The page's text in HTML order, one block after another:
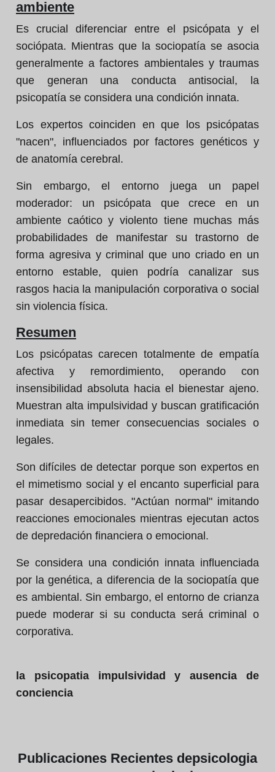
ambiente
Es crucial diferenciar entre el psicópata y el
sociópata. Mientras que la sociopatía se asocia
generalmente a factores ambientales y traumas
que generan una conducta antisocial, la
psicopatía se considera una condición innata.
Los expertos coinciden en que los psicópatas
"nacen", influenciados por factores genéticos y
de anatomía cerebral.
Sin embargo, el entorno juega un papel
moderador: un psicópata que crece en un
ambiente caótico y violento tiene muchas más
probabilidades de manifestar su trastorno de
forma agresiva y criminal que uno criado en un
entorno estable, quien podría canalizar sus
rasgos hacia la manipulación corporativa o social
sin violencia física.
Resumen
Los psicópatas carecen totalmente de empatía
afectiva y remordimiento, operando con
insensibilidad absoluta hacia el bienestar ajeno.
Muestran alta impulsividad y buscan gratificación
inmediata sin temer consecuencias sociales o
legales.
Son difíciles de detectar porque son expertos en
el mimetismo social y el encanto superficial para
pasar desapercibidos. "Actúan normal" imitando
reacciones emocionales mientras ejecutan actos
de depredación financiera o emocional.
Se considera una condición innata influenciada
por la genética, a diferencia de la sociopatía que
es ambiental. Sin embargo, el entorno de crianza
puede moderar si su conducta será criminal o
corporativa.
la psicopatia impulsividad y ausencia de
conciencia
Publicaciones Recientes depsicologia